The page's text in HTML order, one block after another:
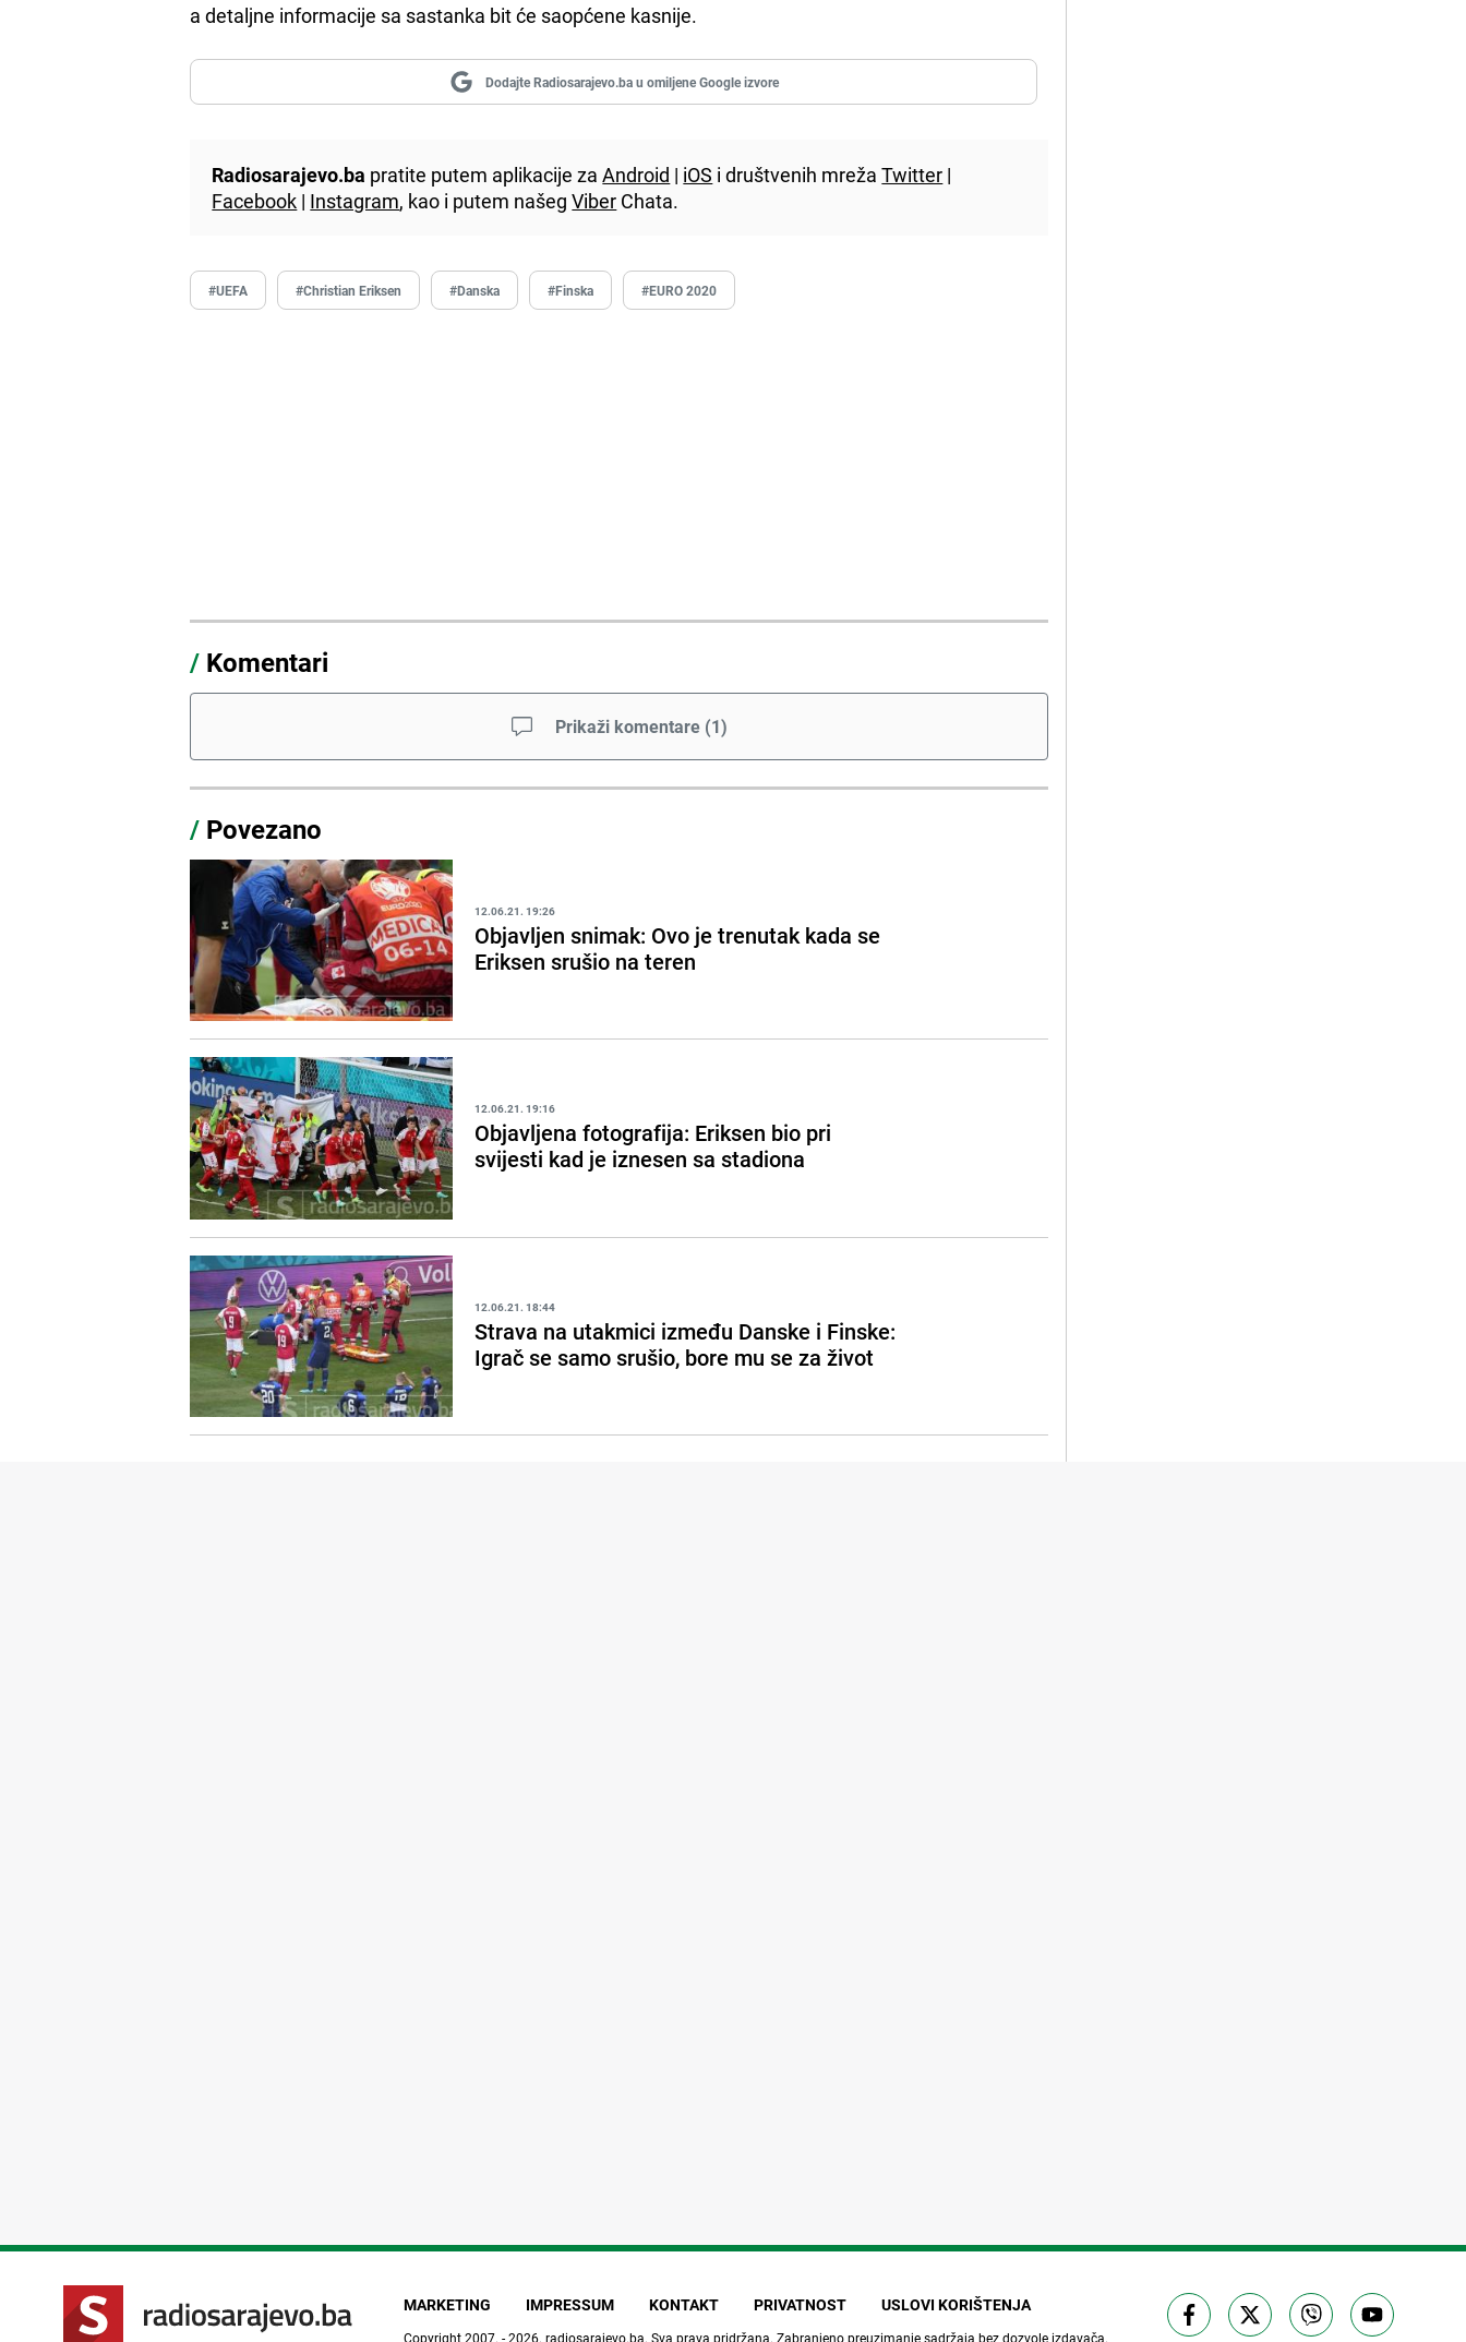
a detaljne informacije sa sastanka bit će saopćene kasnije.
Dodajte Radiosarajevo.ba u omiljene Google izvore
Radiosarajevo.ba pratite putem aplikacije zaAndroid | iOS i društvenih mrežaTwitter |
Facebook | Instagram, kao i putem našegViber Chata.
#UEFA #Christian Eriksen #Danska #Finska #EURO 2020
/ Komentari
Prikaži komentare (1)
/ Povezano
12.06.21. 19:26
Objavljen snimak: Ovo je trenutak kada se
Eriksen srušio na teren
12.06.21. 19:16
Objavljena fotografija: Eriksen bio pri
svijesti kad je iznesen sa stadiona
12.06.21. 18:44
Strava na utakmici između Danske i Finske:
Igrač se samo srušio, bore mu se za život
MARKETING IMPRESSUM KONTAKT PRIVATNOST USLOVI KORIŠTENJA
Copyright 2007. - 2026. radiosarajevo.ba. Sva prava pridržana. Zabranjeno preuzimanje sadržaja bez dozvole izdavača.